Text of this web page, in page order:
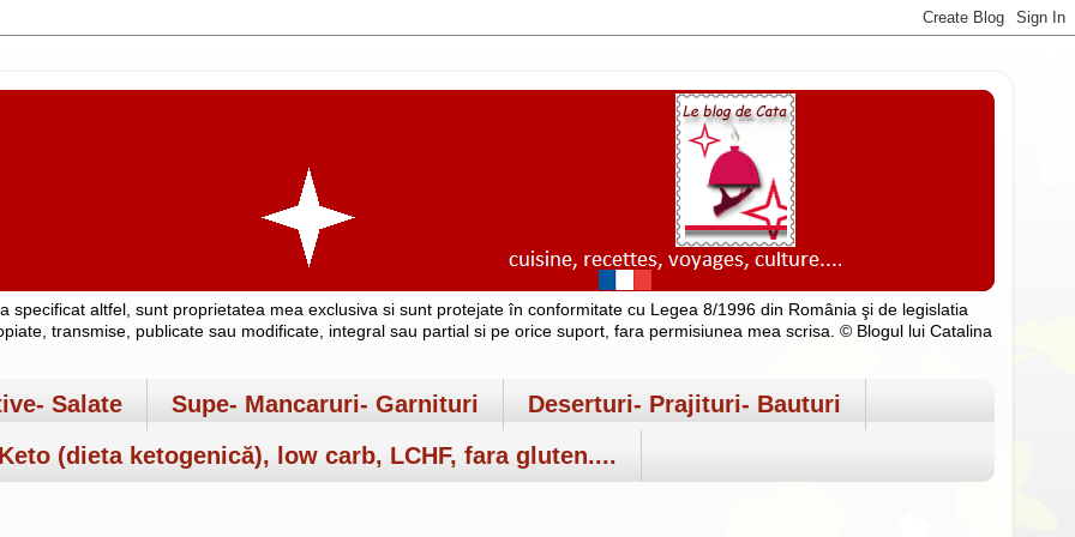
altfel, sunt proprietatea mea exclusiva si sunt protejate în conformitate cu Legea 8/1996 din România şi de legislatia
transmise, publicate sau modificate, integral sau partial si pe orice suport, fara permisiunea mea scrisa. © Blogul lui Catalina
Salate Supe- Mancaruri- Garnituri
Deserturi- Prajituri- Bauturi
(dieta ketogenică), low carb, LCHF, fara gluten....